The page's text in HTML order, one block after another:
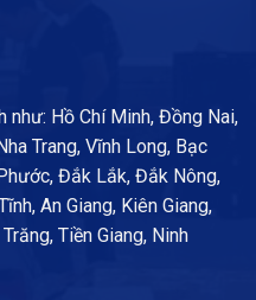
Hồ Chí Minh, Đồng Nai,
Trang, Vĩnh Long, Bạc
Đắk Lắk, Đắk Nông,
An Giang, Kiên Giang,
Tiền Giang, Ninh